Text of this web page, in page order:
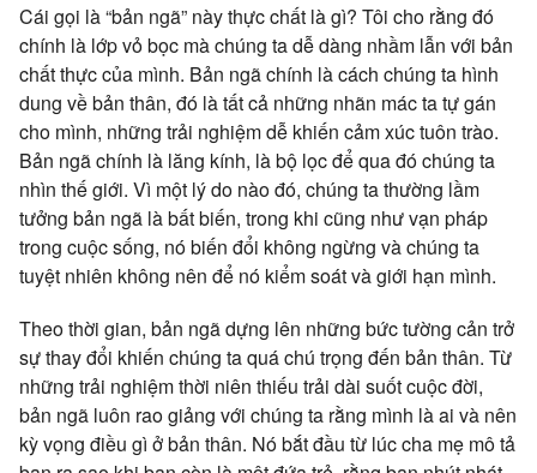
Cái gọi là “bản ngã” này thực chất là gì? Tôi cho rằng đó
chính là lớp vỏ bọc mà chúng ta dễ dàng nhầm lẫn với bản
chất thực của mình. Bản ngã chính là cách chúng ta hình
dung về bản thân, đó là tất cả những nhãn mác ta tự gán
cho mình, những trải nghiệm dễ khiến cảm xúc tuôn trào.
Bản ngã chính là lăng kính, là bộ lọc để qua đó chúng ta
nhìn thế giới. Vì một lý do nào đó, chúng ta thường lầm
tưởng bản ngã là bất biến, trong khi cũng như vạn pháp
trong cuộc sống, nó biến đổi không ngừng và chúng ta
tuyệt nhiên không nên để nó kiểm soát và giới hạn mình.
Theo thời gian, bản ngã dựng lên những bức tường cản trở
sự thay đổi khiến chúng ta quá chú trọng đến bản thân. Từ
những trải nghiệm thời niên thiếu trải dài suốt cuộc đời,
bản ngã luôn rao giảng với chúng ta rằng mình là ai và nên
kỳ vọng điều gì ở bản thân. Nó bắt đầu từ lúc cha mẹ mô tả